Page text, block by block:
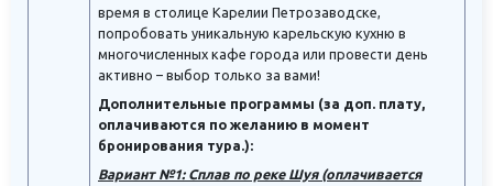
время в столице Карелии Петрозаводске,
попробовать уникальную карельскую кухню в
многочисленных кафе города или провести день
активно – выбор только за вами!
Дополнительные программы (за доп. плату,
оплачиваются по желанию в момент
бронирования тура.):
Вариант №1: Сплав по реке Шуя (оплачивается